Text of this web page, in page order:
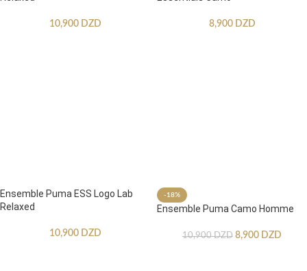
10,900 DZD 8,900 DZD
Ensemble Puma ESS Logo Lab
Relaxed
10,900 DZD
-18%
Ensemble Puma Camo Homme
10,900DZD 8,900 DZD